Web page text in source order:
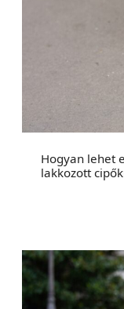
Hogyan lehet
lakkozott